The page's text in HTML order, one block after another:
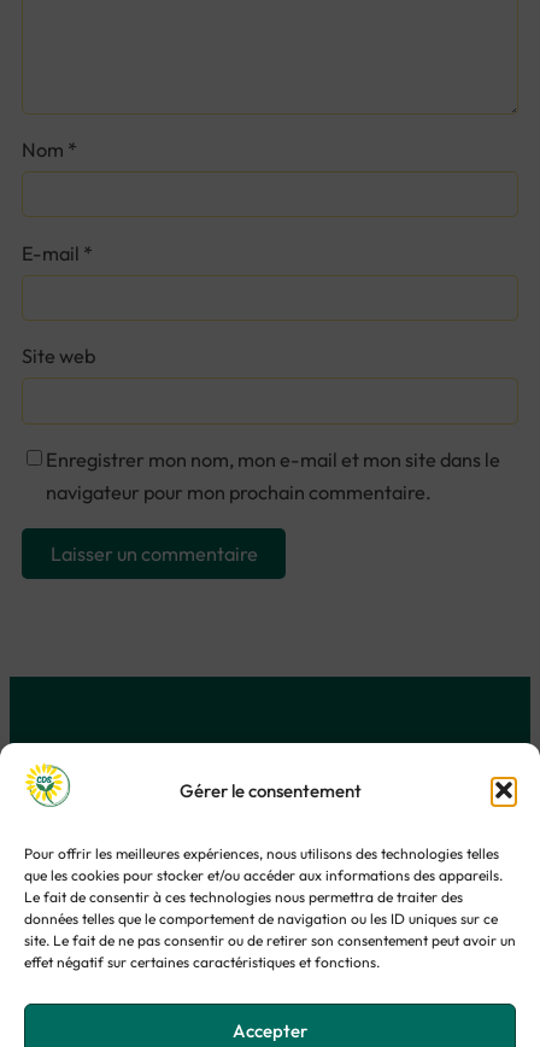
Gérer le consentement
Pour offrir les meilleures expériences, nous utilisons des technologies telles
que les cookies pour stocker et/ou accéder aux informations des appareils.
Le fait de consentir à ces technologies nous permettra de traiter des
données telles que le comportement de navigation ou les ID uniques sur ce
site. Le fait de ne pas consentir ou de retirer son consentement peut avoir un
effet négatif sur certaines caractéristiques et fonctions.
Accepter
Nom *
E-mail *
Site web
Enregistrer mon nom, mon e-mail et mon site dans le
navigateur pour mon prochain commentaire.
Carole Da Silva
Transformation · Apprentissage · Accompagnement
Clarifier · Déployer · avec Sens :
Transformation digitale & produit
Pédagogie & accompagnement
Explorations & potentiels
© Carole Da Silva – 2026
Politique de confidentialité